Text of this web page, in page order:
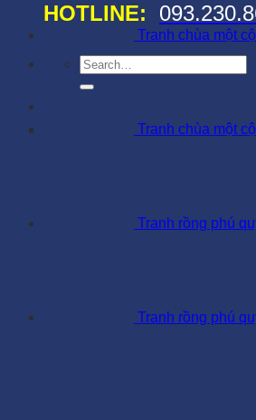
HOTLINE:
Search
for:
Tranh chùa một
Tranh chùa một
Tranh rồng phú
Tranh rồng phú